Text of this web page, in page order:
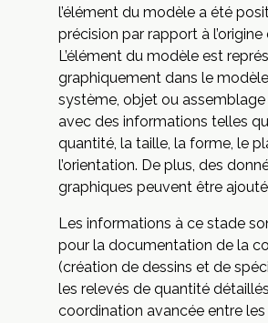
l’élément du modèle a été
précision par rapport à l’origine
L’élément du modèle est
graphiquement dans le
système, objet ou
avec des informations telles
quantité, la taille, la forme, le
l’orientation. De plus, des
graphiques peuvent être
Les informations à ce stade
pour la documentation de la
(création de dessins et de
les relevés de quantité
coordination avancée entre les